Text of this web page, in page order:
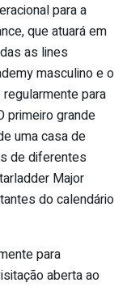
para a
que atuará em
as lines
masculino e o
para
primeiro grande
uma casa de
de diferentes
Major
do calendário
para
aberta ao